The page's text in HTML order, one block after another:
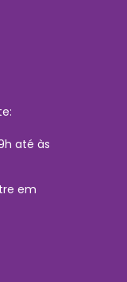
até às
em